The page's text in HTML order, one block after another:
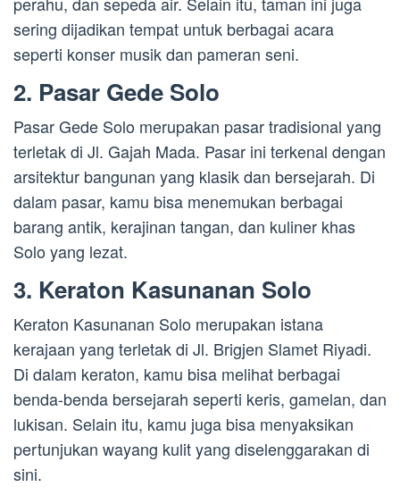
sering dijadikan tempat untuk berbagai acara
seperti konser musik dan pameran seni.
2. Pasar Gede Solo
Pasar Gede Solo merupakan pasar tradisional yang
terletak di Jl. Gajah Mada. Pasar ini terkenal dengan
arsitektur bangunan yang klasik dan bersejarah. Di
dalam pasar, kamu bisa menemukan berbagai
barang antik, kerajinan tangan, dan kuliner khas
Solo yang lezat.
3. Keraton Kasunanan Solo
Keraton Kasunanan Solo merupakan istana
kerajaan yang terletak di Jl. Brigjen Slamet Riyadi.
Di dalam keraton, kamu bisa melihat berbagai
benda-benda bersejarah seperti keris, gamelan, dan
lukisan. Selain itu, kamu juga bisa menyaksikan
pertunjukan wayang kulit yang diselenggarakan di
sini.